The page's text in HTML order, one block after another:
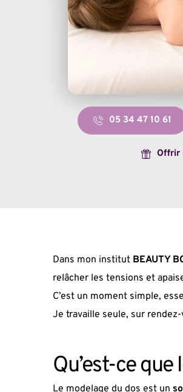
05 34 47 10 61
Offrir
Dans mon institut BEAUTY
relâcher les tensions et
C’est un moment simple,
Je travaille seule, sur
Qu’est-ce
Le modelage du dos est un